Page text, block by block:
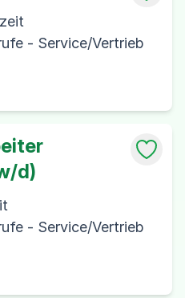
- Service/Vertrieb
d)
- Service/Vertrieb